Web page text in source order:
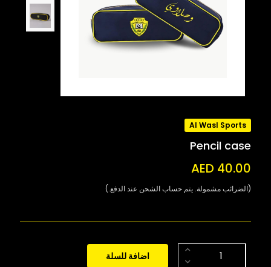
Al Wasl Sports
Pencil case
AED 40.00
(الضرائب مشمولة. يتم حساب الشحن عند الدفع.)
اضافة للسلة